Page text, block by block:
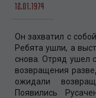
12.01.1974
Он захватил с
Ребята ушли, а
снова. Отряд ушел
возвращения
ожидали
Появились